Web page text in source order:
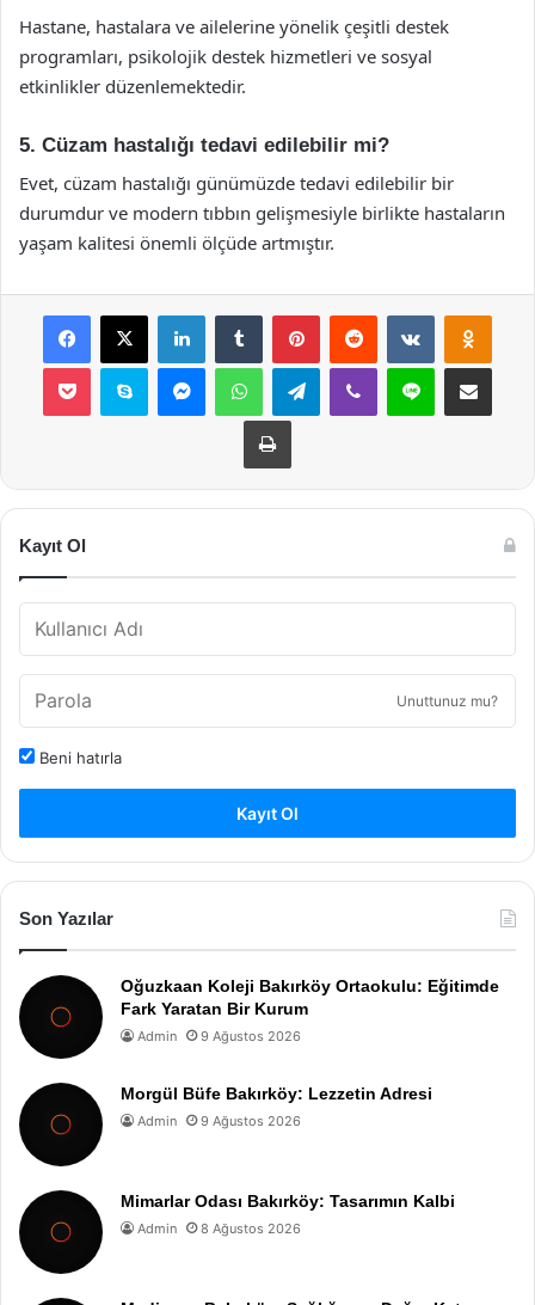
Hastane, hastalara ve ailelerine yönelik çeşitli destek
programları, psikolojik destek hizmetleri ve sosyal
etkinlikler düzenlemektedir.
5. Cüzam hastalığı tedavi edilebilir mi?
Evet, cüzam hastalığı günümüzde tedavi edilebilir bir
durumdur ve modern tıbbın gelişmesiyle birlikte hastaların
yaşam kalitesi önemli ölçüde artmıştır.
Facebook
X LinkedInTumblr PinterestReddit VKontakte
Pocket Skype MessengerWhatsAppTelegramViber Line E-Posta ile
Yazdır
Kayıt Ol
Unuttunuz mu?
Beni hatırla
Kayıt Ol
Son Yazılar
Oğuzkaan Koleji Bakırköy Ortaokulu: Eğitimde
Fark Yaratan Bir Kurum
Admin 9 Ağustos 2026
Morgül Büfe Bakırköy: Lezzetin Adresi
Admin 9 Ağustos 2026
Mimarlar Odası Bakırköy: Tasarımın Kalbi
Admin 8 Ağustos 2026